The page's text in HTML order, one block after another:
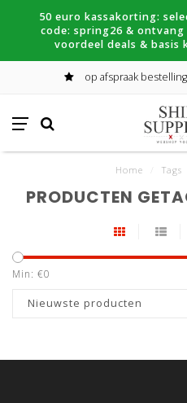
50 euro kassakorting:
code: spring26 &
voordeel deals & basis
op afspraak
Home Tags
PRODUCTEN
Min: €0
Nieuwste producten